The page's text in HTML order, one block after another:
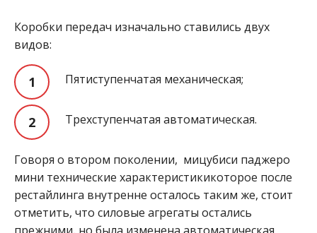
Коробки передач изначально ставились двух
видов:
Пятиступенчатая механическая;
Трехступенчатая автоматическая.
Говоря о втором поколении, мицубиси паджеро
мини технические характеристикикоторое после
рестайлинга внутренне осталось таким же, стоит
отметить, что силовые агрегаты остались